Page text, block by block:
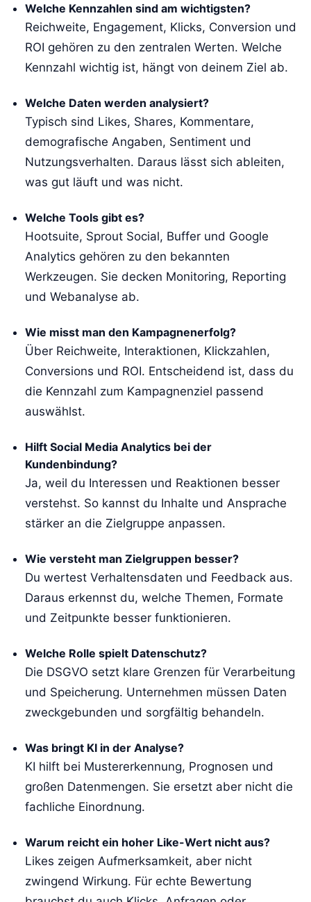
Welche Kennzahlen sind am wichtigsten?
Reichweite, Engagement, Klicks, Conversion und
ROI gehören zu den zentralen Werten. Welche
Kennzahl wichtig ist, hängt von deinem Ziel ab.
Welche Daten werden analysiert?
Typisch sind Likes, Shares, Kommentare,
demografische Angaben, Sentiment und
Nutzungsverhalten. Daraus lässt sich ableiten,
was gut läuft und was nicht.
Welche Tools gibt es?
Hootsuite, Sprout Social, Buffer und Google
Analytics gehören zu den bekannten
Werkzeugen. Sie decken Monitoring, Reporting
und Webanalyse ab.
Wie misst man den Kampagnenerfolg?
Über Reichweite, Interaktionen, Klickzahlen,
Conversions und ROI. Entscheidend ist, dass du
die Kennzahl zum Kampagnenziel passend
auswählst.
Hilft Social Media Analytics bei der
Kundenbindung?
Ja, weil du Interessen und Reaktionen besser
verstehst. So kannst du Inhalte und Ansprache
stärker an die Zielgruppe anpassen.
Wie versteht man Zielgruppen besser?
Du wertest Verhaltensdaten und Feedback aus.
Daraus erkennst du, welche Themen, Formate
und Zeitpunkte besser funktionieren.
Welche Rolle spielt Datenschutz?
Die DSGVO setzt klare Grenzen für Verarbeitung
und Speicherung. Unternehmen müssen Daten
zweckgebunden und sorgfältig behandeln.
Was bringt KI in der Analyse?
KI hilft bei Mustererkennung, Prognosen und
großen Datenmengen. Sie ersetzt aber nicht die
fachliche Einordnung.
Warum reicht ein hoher Like-Wert nicht aus?
Likes zeigen Aufmerksamkeit, aber nicht
zwingend Wirkung. Für echte Bewertung